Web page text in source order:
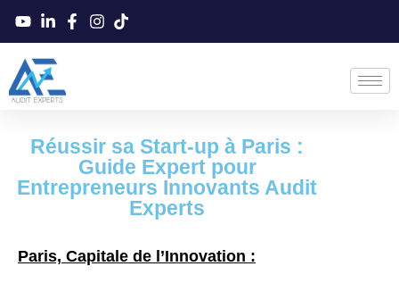
Réussir sa Start-up à Paris :
Guide Expert pour
Entrepreneurs Innovants Audit
Experts
Paris, Capitale de l’Innovation :